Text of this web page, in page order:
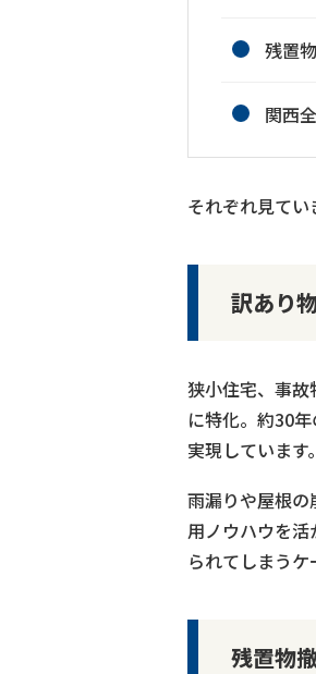
残置
関西
それぞれ見てい
訳あり
狭小住宅、事
に特化。約30
実現しています
雨漏りや屋根
用ノウハウを
られてしまうケ
残置物